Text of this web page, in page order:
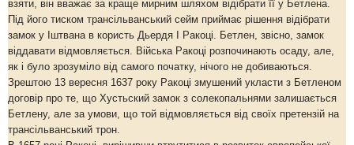
взяти, він вважає за краще мирним шляхом відібрати її у Бетлена.
Під його тиском трансільванський сейм приймає рішення відібрати
замок у Іштвана в користь Дьердя І Ракоці. Бетлен, звісно, замок
віддавати відмовляється. Війська Ракоці розпочинають осаду, але,
як і було зрозуміло від самого початку, нічого не добиваються.
Зрештою 13 вересня 1637 року Ракоці змушений укласти з Бетленом
договір про те, що Хустьский замок з солекопальнями залишається
Бетлену, але за умови, що той відмовляється від своїх претензій на
трансільванський трон.